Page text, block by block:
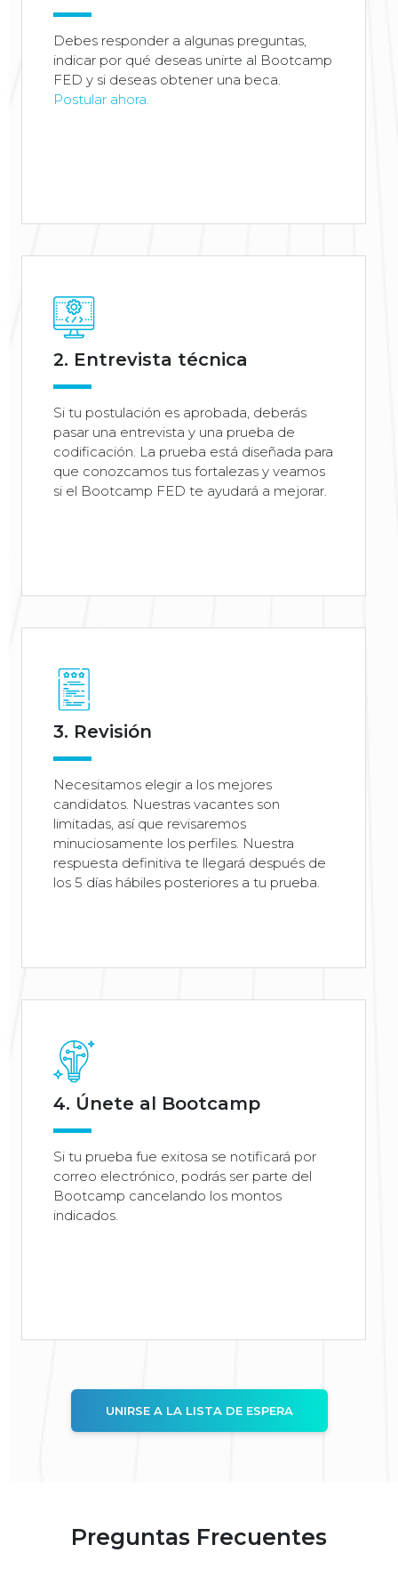
Debes responder a algunas preguntas,
indicar por qué deseas unirte al Bootcamp
FED y si deseas obtener una beca.
Postular ahora.
2. Entrevista técnica
Si tu postulación es aprobada, deberás
pasar una entrevista y una prueba de
codificación. La prueba está diseñada para
que conozcamos tus fortalezas y veamos
si el Bootcamp FED te ayudará a mejorar.
3. Revisión
Necesitamos elegir a los mejores
candidatos. Nuestras vacantes son
limitadas, así que revisaremos
minuciosamente los perfiles. Nuestra
respuesta definitiva te llegará después de
los 5 días hábiles posteriores a tu prueba.
4. Únete al Bootcamp
Si tu prueba fue exitosa se notificará por
correo electrónico, podrás ser parte del
Bootcamp cancelando los montos
indicados.
UNIRSE A LA LISTA DE ESPERA
Preguntas Frecuentes